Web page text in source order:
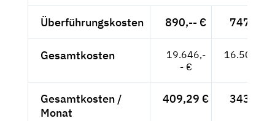
Überführungskosten 890,-- € 747,90 €
Gesamtkosten
19.646,-
- €
16.509,24
Gesamtkosten /
Monat
409,29 € 343,94 €